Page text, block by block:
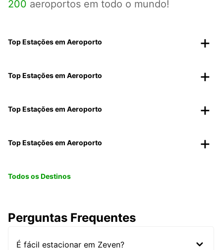
200 aeroportos em todo o mundo!
Top Estações em Aeroporto
Top Estações em Aeroporto
Top Estações em Aeroporto
Top Estações em Aeroporto
Todos os Destinos
Perguntas Frequentes
É fácil estacionar em Zeven?